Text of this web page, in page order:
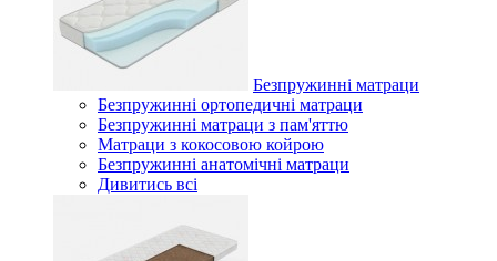
Безпружинні матраци
Безпружинні ортопедичні матраци
Безпружинні матраци з пам'яттю
Матраци з кокосовою койрою
Безпружинні анатомічні матраци
Дивитись всі